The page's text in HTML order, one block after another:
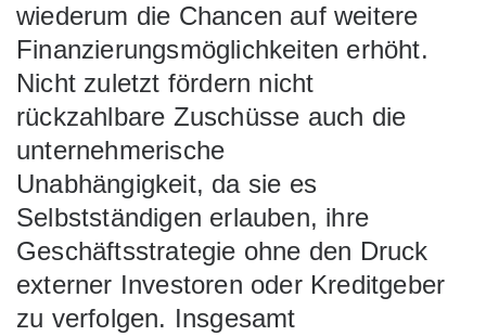
wiederum die Chancen auf weitere
Finanzierungsmöglichkeiten erhöht.
Nicht zuletzt fördern nicht
rückzahlbare Zuschüsse auch die
unternehmerische
Unabhängigkeit, da sie es
Selbstständigen erlauben, ihre
Geschäftsstrategie ohne den Druck
externer Investoren oder Kreditgeber
zu verfolgen. Insgesamt